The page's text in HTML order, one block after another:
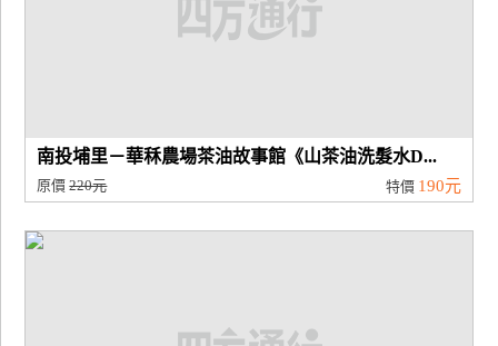
南投埔里－華秝農場茶油故事館《山茶油洗髮水D...
原價220元 特價 190元